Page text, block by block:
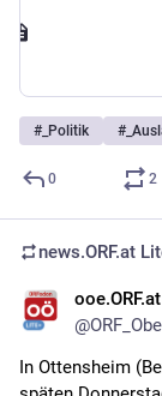
# _Politik #
0 2
news.ORF.at
@
In Ottensheim